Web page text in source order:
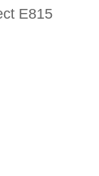
E815